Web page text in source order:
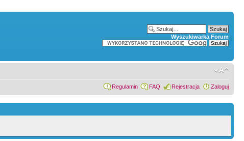
Wyszukiwarka Forum
Regulamin FAQ Rejestracja Zaloguj